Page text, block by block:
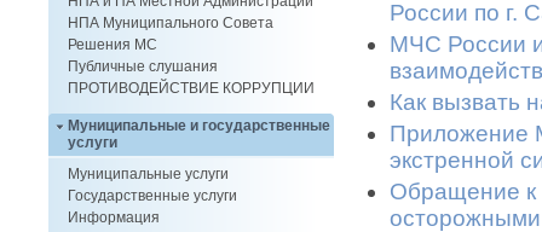
НПА Муниципального Совета
Решения МС
Публичные слушания
ПРОТИВОДЕЙСТВИЕ КОРРУПЦИИ
Муниципальные и государственные
услуги
Муниципальные услуги
Государственные услуги
Информация
России по г.
МЧС России
Как вызвать
Приложение
экстренной
Обращение к